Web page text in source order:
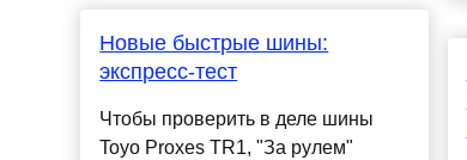
Новые быстрые шины:
экспресс-тест
Чтобы проверить в деле шины
Toyo Proxes TR1, "За рулем"